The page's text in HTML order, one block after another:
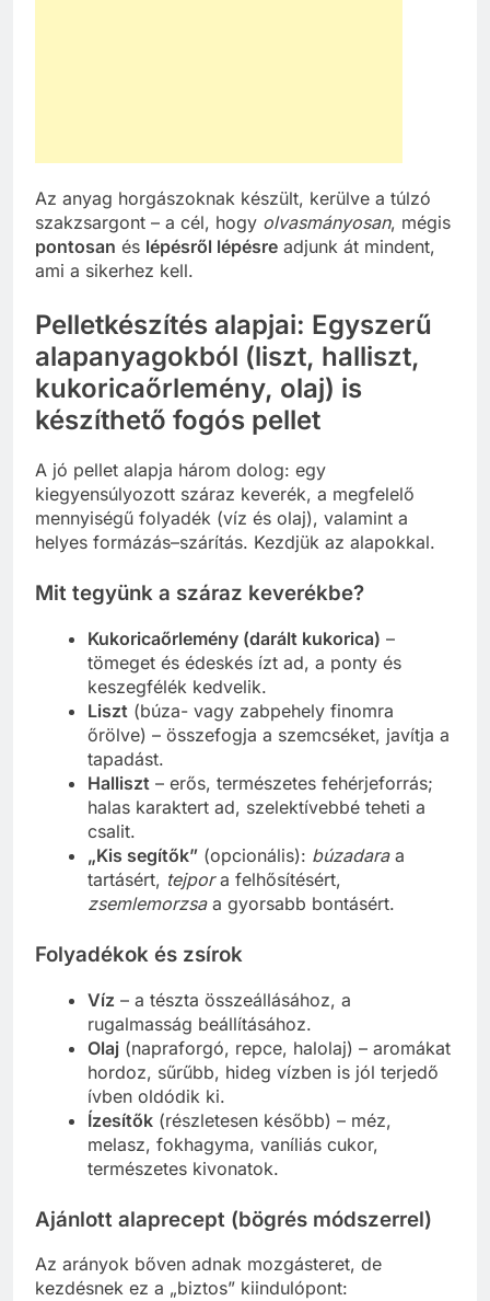
Az anyag horgászoknak készült, kerülve a túlzó
szakzsargont – a cél, hogy olvasmányosan, mégis
pontosan és lépésről lépésre adjunk át mindent,
ami a sikerhez kell.
Pelletkészítés alapjai: Egyszerű
alapanyagokból (liszt, halliszt,
kukoricaőrlemény, olaj) is
készíthető fogós pellet
A jó pellet alapja három dolog: egy
kiegyensúlyozott száraz keverék, a megfelelő
mennyiségű folyadék (víz és olaj), valamint a
helyes formázás–szárítás. Kezdjük az alapokkal.
Mit tegyünk a száraz keverékbe?
Kukoricaőrlemény (darált kukorica) –
tömeget és édeskés ízt ad, a ponty és
keszegfélék kedvelik.
Liszt (búza- vagy zabpehely finomra
őrölve) – összefogja a szemcséket, javítja a
tapadást.
Halliszt – erős, természetes fehérjeforrás;
halas karaktert ad, szelektívebbé teheti a
csalit.
„Kis segítők” (opcionális): búzadaraa
tartásért, tejpora felhősítésért,
zsemlemorzsaa gyorsabb bontásért.
Folyadékok és zsírok
Víz – a tészta összeállásához, a
rugalmasság beállításához.
Olaj (napraforgó, repce, halolaj) – aromákat
hordoz, sűrűbb, hideg vízben is jól terjedő
ívben oldódik ki.
Ízesítők (részletesen később) – méz,
melasz, fokhagyma, vaníliás cukor,
természetes kivonatok.
Ajánlott alaprecept (bögrés módszerrel)
Az arányok bőven adnak mozgásteret, de
kezdésnek ez a „biztos” kiindulópont: